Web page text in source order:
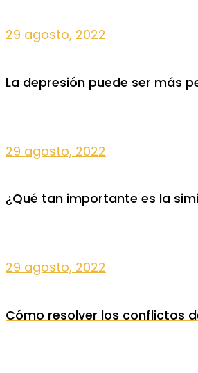
29 agosto, 2022
La depresión puede ser más
29 agosto, 2022
¿Qué tan importante es la
29 agosto, 2022
Cómo resolver los conflictos